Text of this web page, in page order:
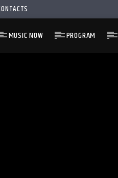
MUSIC NOW PROGRAM